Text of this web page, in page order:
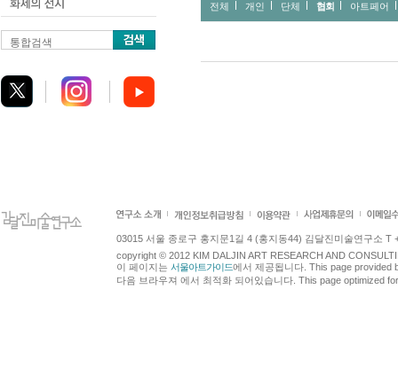
통합검색
전체 개인 단체 협회 아트페어
03015 서울 종로구 홍지문1길 4 (홍지동44) 김달진미술연구소 T
copyright © 2012 KIM DALJIN ART RESEARCH AND
이 페이지는 서울아트가이드에서 제공됩니다. This page provided
다음 브라우져 에서 최적화 되어있습니다. This page optimized